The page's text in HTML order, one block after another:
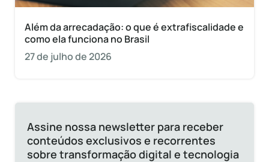
Além da arrecadação: o que é extrafiscalidade e
como ela funciona no Brasil
27 de julho de 2026
Assine nossa newsletter para receber
conteúdos exclusivos e recorrentes
sobre transformação digital e tecnologia